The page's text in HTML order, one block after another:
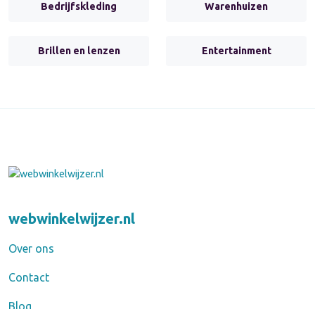
Bedrijfskleding Warenhuizen
Brillen en lenzen Entertainment
webwinkelwijzer.nl
Over ons
Contact
Blog